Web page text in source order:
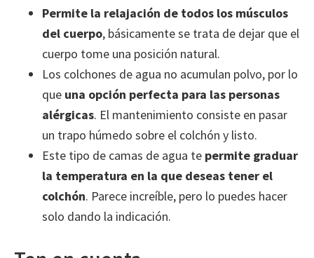
Permite la relajación de todos los músculos
del cuerpo, básicamente se trata de dejar que el
cuerpo tome una posición natural.
Los colchones de agua no acumulan polvo, por lo
que una opción perfecta para las personas
alérgicas. El mantenimiento consiste en pasar
un trapo húmedo sobre el colchón y listo.
Este tipo de camas de agua te permite graduar
la temperatura en la que deseas tener el
colchón. Parece increíble, pero lo puedes hacer
solo dando la indicación.